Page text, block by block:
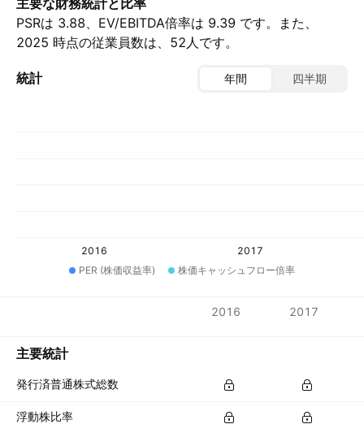
主要な財務統計と比率
PSRは 3.88、EV/EBITDA倍率は 9.39 です。また、
2025 時点の従業員数は、52人です。
統計 年間 四半期
2016
2017
PER (株価収益率)
株価キャッシュフロー倍率
2016 2017
主要統計
発行済普通株式総数
浮動株比率